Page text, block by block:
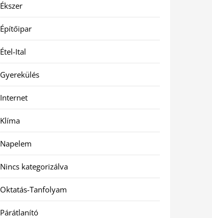
Ékszer
Építőipar
Étel-Ital
Gyerekülés
Internet
Klíma
Napelem
Nincs kategorizálva
Oktatás-Tanfolyam
Párátlanító